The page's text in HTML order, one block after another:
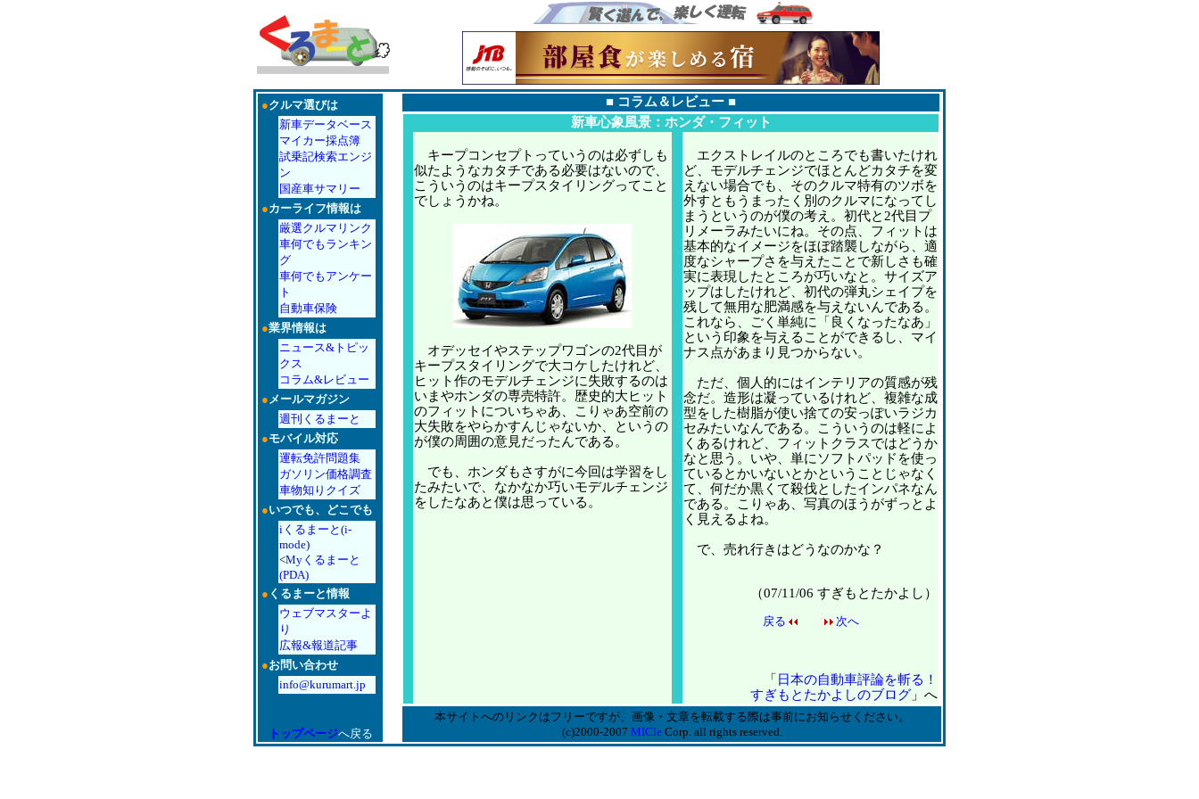
●クルマ選びは
新車データベース
マイカー採点簿
試乗記検索エンジ
ン
国産車サマリー
●カーライフ情報は
厳選クルマリンク
車何でもランキン
グ
車何でもアンケー
ト
自動車保険
●業界情報は
ニュース&トピッ
クス
コラム&レビュー
●メールマガジン
週刊くるまーと
●モバイル対応
運転免許問題集
ガソリン価格調査
車物知りクイズ
●いつでも、どこでも
iくるまーと(i-
mode)
<Myくるまーと
(PDA)
● くるまーと情報
ウェブマスターよ
り
広報&報道記事
●お問い合わせ
info@kurumart.jp
トップページへ戻る
■ コラム＆レビュー ■
新車心象風景：ホンダ・フィット
キープコンセプトっていうのは必ずしも
似たようなカタチである必要はないので、
こういうのはキープスタイリングってこと
でしょうかね。
オデッセイやステップワゴンの2代目が
キープスタイリングで大コケしたけれど、
ヒット作のモデルチェンジに失敗するのは
いまやホンダの専売特許。歴史的大ヒット
のフィットについちゃあ、こりゃあ空前の
大失敗をやらかすんじゃないか、というの
が僕の周囲の意見だったんである。
でも、ホンダもさすがに今回は学習をし
たみたいで、なかなか巧いモデルチェンジ
をしたなあと僕は思っている。
エクストレイルのところでも書いたけれ
ど、モデルチェンジでほとんどカタチを変
えない場合でも、そのクルマ特有のツボを
外すともうまったく別のクルマになってし
まうというのが僕の考え。初代と2代目プ
リメーラみたいにね。その点、フィットは
基本的なイメージをほぼ踏襲しながら、適
度なシャープさを与えたことで新しさも確
実に表現したところが巧いなと。サイズア
ップはしたけれど、初代の弾丸シェイプを
残して無用な肥満感を与えないんである。
これなら、ごく単純に「良くなったなあ」
という印象を与えることができるし、マイ
ナス点があまり見つからない。
ただ、個人的にはインテリアの質感が残
念だ。造形は凝っているけれど、複雑な成
型をした樹脂が使い捨ての安っぽいラジカ
セみたいなんである。こういうのは軽によ
くあるけれど、フィットクラスではどうか
なと思う。いや、単にソフトパッドを使っ
ているとかいないとかということじゃなく
て、何だか黒くて殺伐としたインパネなん
である。こりゃあ、写真のほうがずっとよ
く見えるよね。
で、売れ行きはどうなのかな？
（07/11/06 すぎもとたかよし）
戻る 次へ
「 日本の自動車評論を斬る！
すぎもとたかよしのブログ 」へ
本サイトへのリンクはフリーですが、画像・文章を転載する際は事前にお知らせください。
(c)2000-2007 MICle Corp. all rights reserved.